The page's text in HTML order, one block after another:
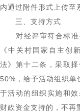
内通过附件形式上传至
三、支持方式
对经评审符合标准
《中关村国家自主创
法》第十二条，采取
50%，给予活动组织单
于活动的组织实施和
财政资金支持的，不再